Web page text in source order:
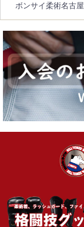
ボンサイ柔術名古屋